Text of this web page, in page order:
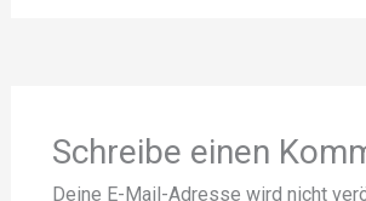
Schreibe einen
Deine E-Mail-Adresse wird nicht